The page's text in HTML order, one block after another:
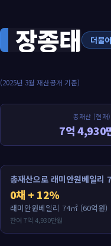
장종태 더불
(2025년 3월 재산공개 기준)
총재산 (현재)
7억 4,930
총재산으로 래미안원베일리
0채 + 12%
래미안원베일리 74㎡ (60억원)
잔여 7억 4,930만원